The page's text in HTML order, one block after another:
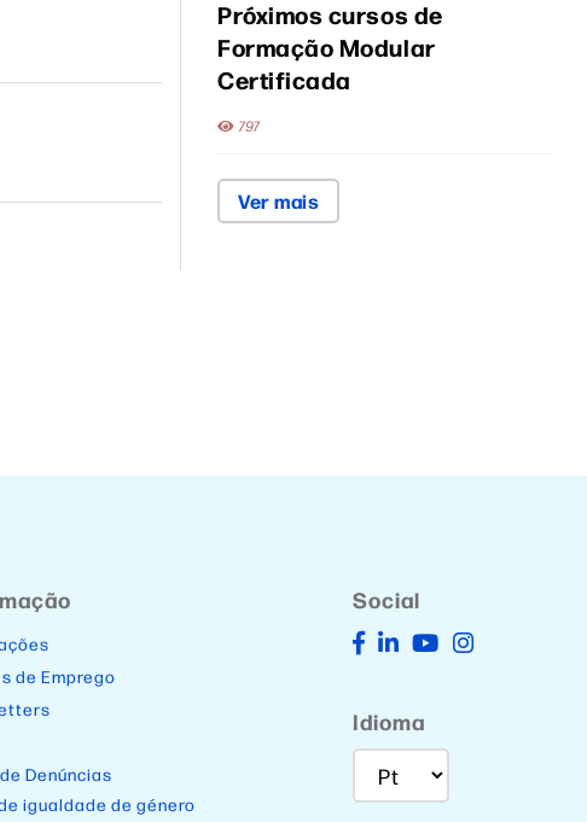
Próximos cursos de
Formação Modular
Certificada
797
Ver mais
de Emprego
Denúncias
igualdade de género
Social
Idioma